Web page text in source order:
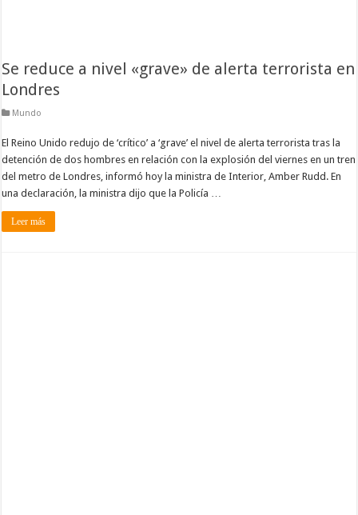
Se reduce a nivel «grave» de alerta terrorista en
Londres
Mundo
El Reino Unido redujo de ‘crítico’ a ‘grave’ el nivel de alerta terrorista tras la
detención de dos hombres en relación con la explosión del viernes en un tren
del metro de Londres, informó hoy la ministra de Interior, Amber Rudd. En
una declaración, la ministra dijo que la Policía …
Leer más